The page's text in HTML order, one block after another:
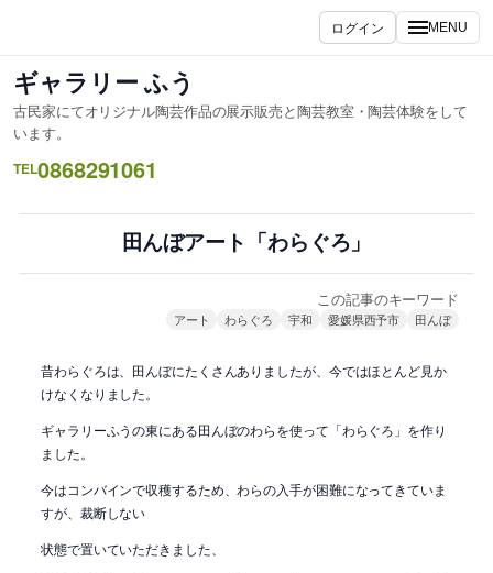
ス
キ
ッ
プ
ログイン MENU
ギャラリー ふう
古民家にてオリジナル陶芸作品の展示販売と陶芸教室・陶芸体験をして
います。
TEL0868291061
田んぼアート「わらぐろ」
この記事のキーワード
アート わらぐろ 宇和 愛媛県西予市 田んぼ
昔わらぐろは、田んぼにたくさんありましたが、今ではほとんど見か
けなくなりました。
ギャラリーふうの東にある田んぼのわらを使って「わらぐろ」を作り
ました。
今はコンバインで収穫するため、わらの入手が困難になってきていま
すが、裁断しない
状態で置いていただきました、